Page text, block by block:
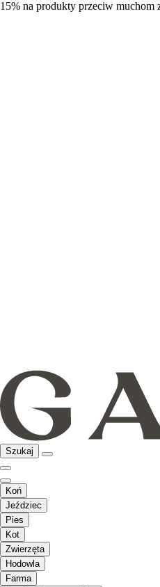
15% na produkty przeciw muchom
Szukaj
Koń
Jeździec
Pies
Kot
Zwierzęta
Hodowla
Farma